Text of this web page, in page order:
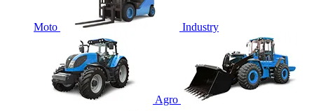
Moto Industry
Agro